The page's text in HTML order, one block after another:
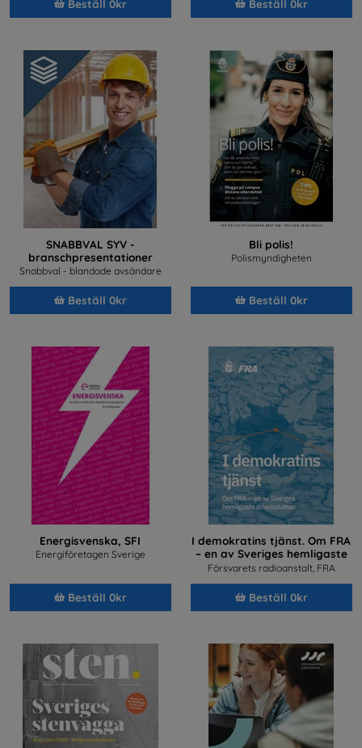
Beställ 0kr Beställ 0kr
SNABBVAL SYV -
branschpresentationer
Snabbval - blandade avsändare
Beställ 0kr
Bli polis!
Polismyndigheten
Beställ 0kr
Energisvenska, SFI
Energiföretagen Sverige
Beställ 0kr
I demokratins tjänst. Om FRA
– en av Sveriges hemligaste
arbetsplatser
Försvarets radioanstalt, FRA
Beställ 0kr